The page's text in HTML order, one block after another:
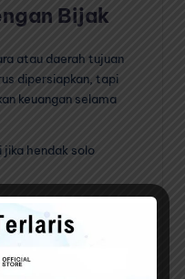
Bijak
atau daerah tujuan
dipersiapkan, tapi
keuangan selama
jika hendak solo
realistis dan patuhi
uang tunai dalam
yang cukup, namun